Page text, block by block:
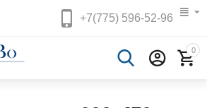
+7(775)596-52-96
0